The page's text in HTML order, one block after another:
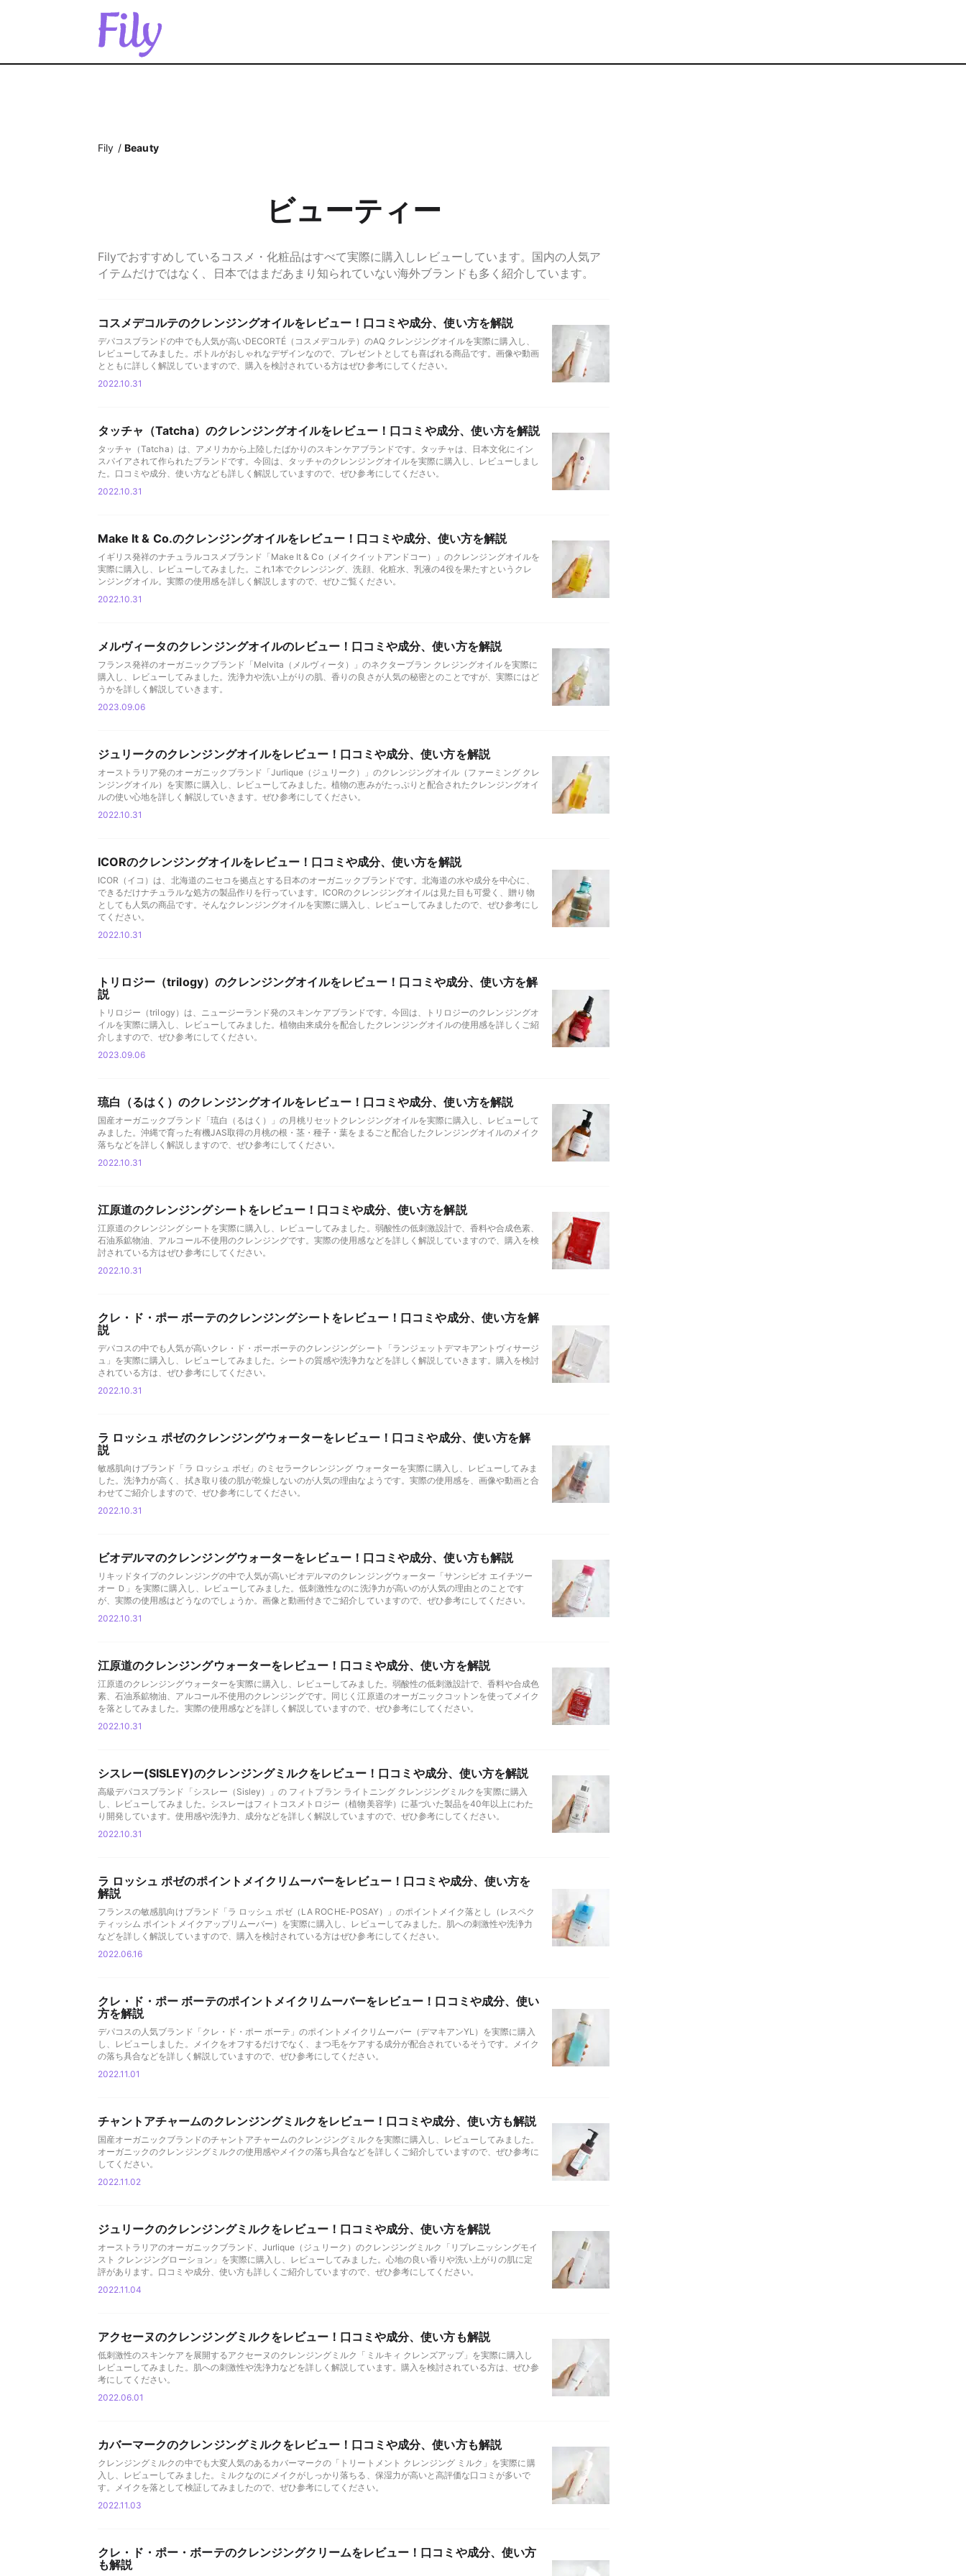
Fily Beauty
ビューティー
Filyでおすすめしているコスメ・化粧品はすべて実際に購入しレビューしています。国内の人気ア
イテムだけではなく、日本ではまだあまり知られていない海外ブランドも多く紹介しています。
コスメデコルテのクレンジングオイルをレビュー！口コミや成分、使い方を解説
デパコスブランドの中でも人気が高いDECORTÉ（コスメデコルテ）のAQ クレンジングオイルを実際に購入し、
レビューしてみました。ボトルがおしゃれなデザインなので、プレゼントとしても喜ばれる商品です。画像や動画
とともに詳しく解説していますので、購入を検討されている方はぜひ参考にしてください。
2022.10.31
タッチャ（Tatcha）のクレンジングオイルをレビュー！口コミや成分、使い方を解説
タッチャ（Tatcha）は、アメリカから上陸したばかりのスキンケアブランドです。タッチャは、日本文化にイン
スパイアされて作られたブランドです。今回は、タッチャのクレンジングオイルを実際に購入し、レビューしまし
た。口コミや成分、使い方なども詳しく解説していますので、ぜひ参考にしてください。
2022.10.31
Make It & Co.のクレンジングオイルをレビュー！口コミや成分、使い方を解説
イギリス発祥のナチュラルコスメブランド「Make It & Co（メイクイットアンドコー）」のクレンジングオイルを
実際に購入し、レビューしてみました。これ1本でクレンジング、洗顔、化粧水、乳液の4役を果たすというクレ
ンジングオイル。実際の使用感を詳しく解説しますので、ぜひご覧ください。
2022.10.31
メルヴィータのクレンジングオイルのレビュー！口コミや成分、使い方を解説
フランス発祥のオーガニックブランド「Melvita（メルヴィータ）」のネクターブラン クレジングオイルを実際に
購入し、レビューしてみました。洗浄力や洗い上がりの肌、香りの良さが人気の秘密とのことですが、実際にはど
うかを詳しく解説していきます。
2023.09.06
ジュリークのクレンジングオイルをレビュー！口コミや成分、使い方を解説
オーストラリア発のオーガニックブランド「Jurlique（ジュリーク）」のクレンジングオイル（ファーミング クレ
ンジングオイル）を実際に購入し、レビューしてみました。植物の恵みがたっぷりと配合されたクレンジングオイ
ルの使い心地を詳しく解説していきます。ぜひ参考にしてください。
2022.10.31
ICORのクレンジングオイルをレビュー！口コミや成分、使い方を解説
ICOR（イコ）は、北海道のニセコを拠点とする日本のオーガニックブランドです。北海道の水や成分を中心に、
できるだけナチュラルな処方の製品作りを行っています。ICORのクレンジングオイルは見た目も可愛く、贈り物
としても人気の商品です。そんなクレンジングオイルを実際に購入し、レビューしてみましたので、ぜひ参考にし
てください。
2022.10.31
トリロジー（trilogy）のクレンジングオイルをレビュー！口コミや成分、使い方を解
説
トリロジー（trilogy）は、ニュージーランド発のスキンケアブランドです。今回は、トリロジーのクレンジングオ
イルを実際に購入し、レビューしてみました。植物由来成分を配合したクレンジングオイルの使用感を詳しくご紹
介しますので、ぜひ参考にしてください。
2023.09.06
琉白（るはく）のクレンジングオイルをレビュー！口コミや成分、使い方を解説
国産オーガニックブランド「琉白（るはく）」の月桃リセットクレンジングオイルを実際に購入し、レビューして
みました。沖縄で育った有機JAS取得の月桃の根・茎・種子・葉をまるごと配合したクレンジングオイルのメイク
落ちなどを詳しく解説しますので、ぜひ参考にしてください。
2022.10.31
江原道のクレンジングシートをレビュー！口コミや成分、使い方を解説
江原道のクレンジングシートを実際に購入し、レビューしてみました。弱酸性の低刺激設計で、香料や合成色素、
石油系鉱物油、アルコール不使用のクレンジングです。実際の使用感などを詳しく解説していますので、購入を検
討されている方はぜひ参考にしてください。
2022.10.31
クレ・ド・ポー ボーテのクレンジングシートをレビュー！口コミや成分、使い方を解
説
デパコスの中でも人気が高いクレ・ド・ポーボーテのクレンジングシート「ランジェットデマキアントヴィサージ
ュ」を実際に購入し、レビューしてみました。シートの質感や洗浄力などを詳しく解説していきます。購入を検討
されている方は、ぜひ参考にしてください。
2022.10.31
ラ ロッシュ ポゼのクレンジングウォーターをレビュー！口コミや成分、使い方を解
説
敏感肌向けブランド「ラ ロッシュ ポゼ」のミセラークレンジング ウォーターを実際に購入し、レビューしてみま
した。洗浄力が高く、拭き取り後の肌が乾燥しないのが人気の理由なようです。実際の使用感を、画像や動画と合
わせてご紹介しますので、ぜひ参考にしてください。
2022.10.31
ビオデルマのクレンジングウォーターをレビュー！口コミや成分、使い方も解説
リキッドタイプのクレンジングの中で人気が高いビオデルマのクレンジングウォーター「サンシビオ エイチツー
オー Ｄ」を実際に購入し、レビューしてみました。低刺激性なのに洗浄力が高いのが人気の理由とのことです
が、実際の使用感はどうなのでしょうか。画像と動画付きでご紹介していますので、ぜひ参考にしてください。
2022.10.31
江原道のクレンジングウォーターをレビュー！口コミや成分、使い方を解説
江原道のクレンジングウォーターを実際に購入し、レビューしてみました。弱酸性の低刺激設計で、香料や合成色
素、石油系鉱物油、アルコール不使用のクレンジングです。同じく江原道のオーガニックコットンを使ってメイク
を落としてみました。実際の使用感などを詳しく解説していますので、ぜひ参考にしてください。
2022.10.31
シスレー(SISLEY)のクレンジングミルクをレビュー！口コミや成分、使い方を解説
高級デパコスブランド「シスレー（Sisley）」の フィトブラン ライトニング クレンジングミルクを実際に購入
し、レビューしてみました。シスレーはフィトコスメトロジー（植物美容学）に基づいた製品を40年以上にわた
り開発しています。使用感や洗浄力、成分などを詳しく解説していますので、ぜひ参考にしてください。
2022.10.31
ラ ロッシュ ポゼのポイントメイクリムーバーをレビュー！口コミや成分、使い方を
解説
フランスの敏感肌向けブランド「ラ ロッシュ ポゼ（LA ROCHE-POSAY）」のポイントメイク落とし（レスペク
ティッシム ポイントメイクアップリムーバー）を実際に購入し、レビューしてみました。肌への刺激性や洗浄力
などを詳しく解説していますので、購入を検討されている方はぜひ参考にしてください。
2022.06.16
クレ・ド・ポー ボーテのポイントメイクリムーバーをレビュー！口コミや成分、使い
方を解説
デパコスの人気ブランド「クレ・ド・ポー ボーテ」のポイントメイクリムーバー（デマキアンYL）を実際に購入
し、レビューしました。メイクをオフするだけでなく、まつ毛をケアする成分が配合されているそうです。メイク
の落ち具合などを詳しく解説していますので、ぜひ参考にしてください。
2022.11.01
チャントアチャームのクレンジングミルクをレビュー！口コミや成分、使い方も解説
国産オーガニックブランドのチャントアチャームのクレンジングミルクを実際に購入し、レビューしてみました。
オーガニックのクレンジングミルクの使用感やメイクの落ち具合などを詳しくご紹介していますので、ぜひ参考に
してください。
2022.11.02
ジュリークのクレンジングミルクをレビュー！口コミや成分、使い方を解説
オーストラリアのオーガニックブランド、Jurlique（ジュリーク）のクレンジングミルク「リプレニッシングモイ
スト クレンジングローション」を実際に購入し、レビューしてみました。心地の良い香りや洗い上がりの肌に定
評があります。口コミや成分、使い方も詳しくご紹介していますので、ぜひ参考にしてください。
2022.11.04
アクセーヌのクレンジングミルクをレビュー！口コミや成分、使い方も解説
低刺激性のスキンケアを展開するアクセーヌのクレンジングミルク「ミルキィ クレンズアップ」を実際に購入し
レビューしてみました。肌への刺激性や洗浄力などを詳しく解説しています。購入を検討されている方は、ぜひ参
考にしてください。
2022.06.01
カバーマークのクレンジングミルクをレビュー！口コミや成分、使い方も解説
クレンジングミルクの中でも大変人気のあるカバーマークの「トリートメント クレンジング ミルク」を実際に購
入し、レビューしてみました。ミルクなのにメイクがしっかり落ちる、保湿力が高いと高評価な口コミが多いで
す。メイクを落として検証してみましたので、ぜひ参考にしてください。
2022.11.03
クレ・ド・ポー・ボーテのクレンジングクリームをレビュー！口コミや成分、使い方
も解説